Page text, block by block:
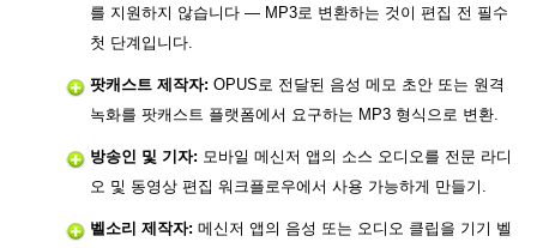
를 지원하지 않습니다 — MP3로 변환하는 것이 편집 전 필수
첫 단계입니다.
팟캐스트 제작자: OPUS로 전달된 음성 메모 초안 또는 원격
녹화를 팟캐스트 플랫폼에서 요구하는 MP3 형식으로 변환.
방송인 및 기자: 모바일 메신저 앱의 소스 오디오를 전문 라디
오 및 동영상 편집 워크플로우에서 사용 가능하게 만들기.
벨소리 제작자: 메신저 앱의 음성 또는 오디오 클립을 기기 벨